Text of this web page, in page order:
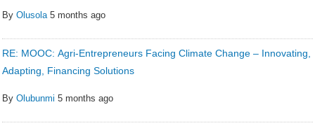
ByOlusola 5 months ago
RE: MOOC: Agri-Entrepreneurs Facing Climate Change – Innovating,
Adapting, Financing Solutions
ByOlubunmi 5 months ago